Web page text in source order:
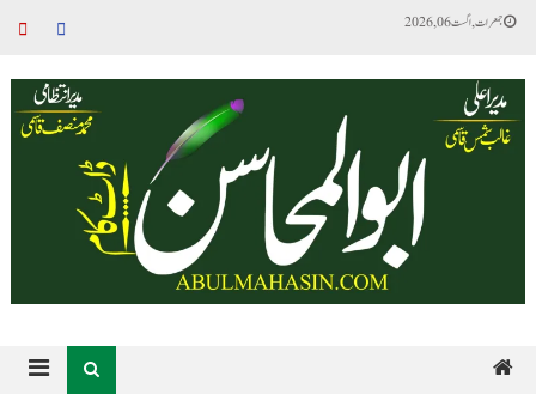
جمعرات, اگست 06, 2026